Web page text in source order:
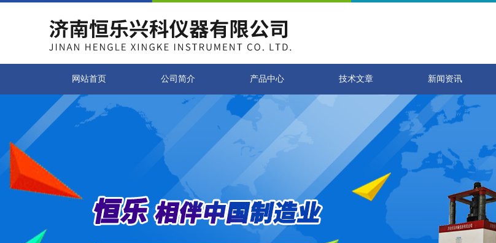
网站首页 公司简介 产品中心 技术文章 新闻资讯